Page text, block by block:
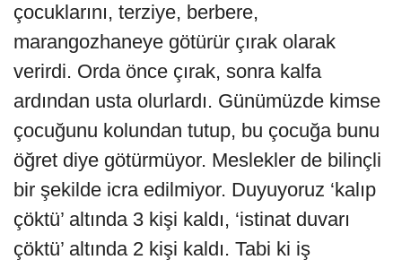
çocuklarını, terziye, berbere,
marangozhaneye götürür çırak olarak
verirdi. Orda önce çırak, sonra kalfa
ardından usta olurlardı. Günümüzde kimse
çocuğunu kolundan tutup, bu çocuğa bunu
öğret diye götürmüyor. Meslekler de bilinçli
bir şekilde icra edilmiyor. Duyuyoruz ‘kalıp
çöktü’ altında 3 kişi kaldı, ‘istinat duvarı
çöktü’ altında 2 kişi kaldı. Tabi ki iş